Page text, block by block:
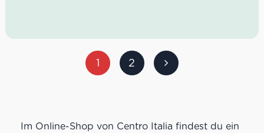
1 2
Im Online-Shop von Centro Italia findest du ein